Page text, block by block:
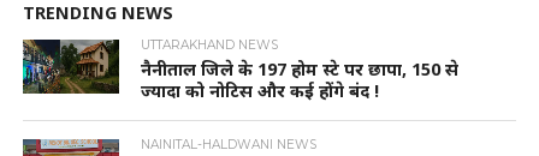
TRENDING NEWS
UTTARAKHAND NEWS
नैनीताल जिले के 197 होम स्टे पर छापा, 150 से
ज्यादा को नोटिस और कई होंगे बंद !
NAINITAL-HALDWANI NEWS